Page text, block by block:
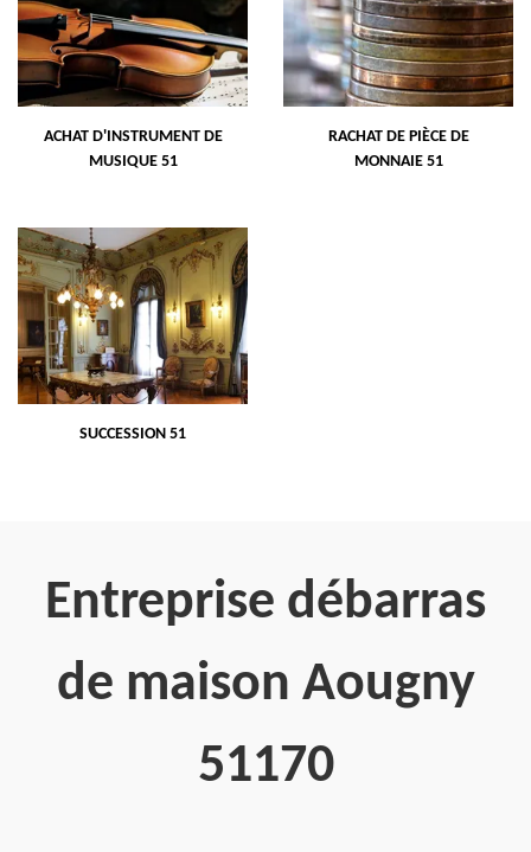
ACHAT D'INSTRUMENT DE
MUSIQUE 51
RACHAT DE PIÈCE DE
MONNAIE 51
SUCCESSION 51
Entreprise débarras
de maison Aougny
51170